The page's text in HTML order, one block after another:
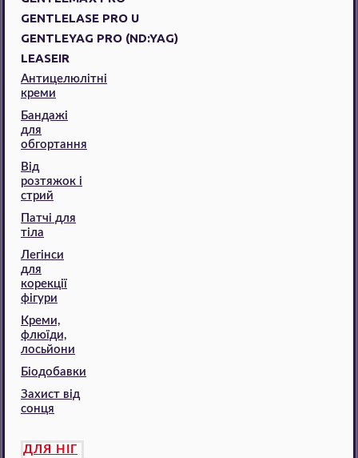
GENTLELASE PRO U
GENTLEYAG PRO (ND:YAG)
LEASEIR
Антицелюлітні
креми
Бандажі
для
обгортання
Від
розтяжок і
стрий
Патчі для
тіла
Легінси
для
корекції
фігури
Креми,
флюїди,
лосьйони
Біодобавки
Захист від
сонця
ДЛЯ НІГ